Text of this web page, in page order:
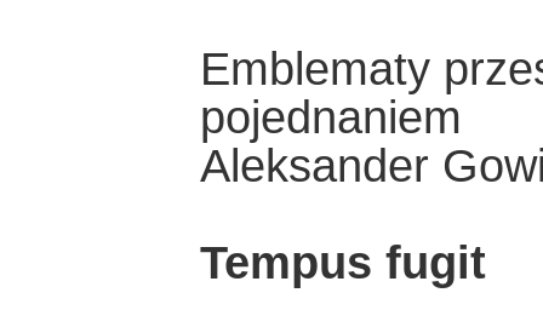
Emblematy
pojednaniem
Aleksander
Tempus fugit